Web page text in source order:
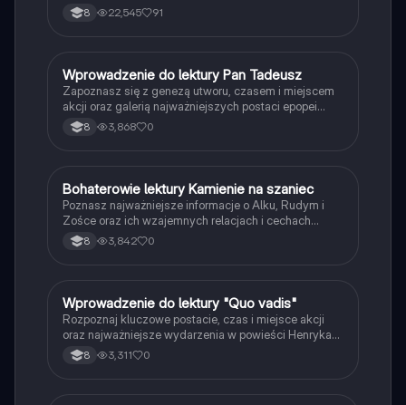
8 22,545 91
WJęzyk polski
Wprowadzenie do lektury Pan Tadeusz
Zapoznasz się z genezą utworu, czasem i miejscem
akcji oraz galerią najważniejszych postaci epopei
Adama Mickiewicza.
8 3,868 0
BJęzyk polski
Bohaterowie lektury Kamienie na szaniec
Poznasz najważniejsze informacje o Alku, Rudym i
Zośce oraz ich wzajemnych relacjach i cechach
charakteru.
8 3,842 0
WJęzyk polski
Wprowadzenie do lektury "Quo vadis"
Rozpoznaj kluczowe postacie, czas i miejsce akcji
oraz najważniejsze wydarzenia w powieści Henryka
Sienkiewicza.
8 3,311 0